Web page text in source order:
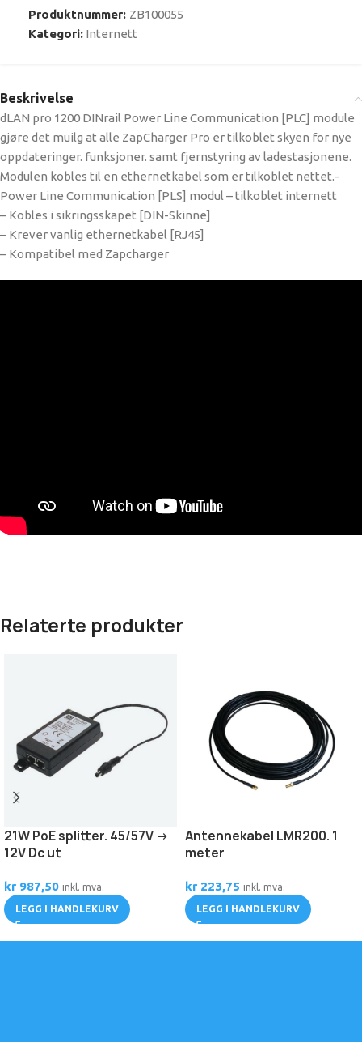
Produktnummer: ZB100055
Kategori: Internett
Beskrivelse
dLAN pro 1200 DINrail Power Line Communication [PLC] module
gjøre det muilg at alle ZapCharger Pro er tilkoblet skyen for nye
oppdateringer. funksjoner. samt fjernstyring av ladestasjonene.
Modulen kobles til en ethernetkabel som er tilkoblet nettet.-
Power Line Communication [PLS] modul – tilkoblet internett
– Kobles i sikringsskapet [DIN-Skinne]
– Krever vanlig ethernetkabel [RJ45]
– Kompatibel med Zapcharger
Relaterte produkter
21W PoE splitter. 45/57V ->
12V Dc ut
kr 987,50 inkl. mva.
LEGG I HANDLEKURV
Antennekabel LMR200. 1
meter
kr 223,75 inkl. mva.
LEGG I HANDLEKURV